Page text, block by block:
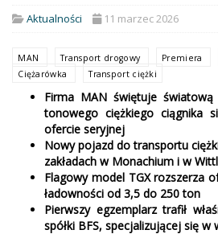
Aktualności 11 marzec 2026
MAN Transport drogowy Premiera
Ciężarówka
Transport ciężki
Firma MAN świętuje
tonowego ciężkiego ciągnika
ofercie seryjnej
Nowy pojazd do transportu
zakładach w Monachium i w
Flagowy model TGX rozszerza
ładowności od 3,5 do 250 ton
Pierwszy egzemplarz trafił
spółki BFS, specjalizującej się w